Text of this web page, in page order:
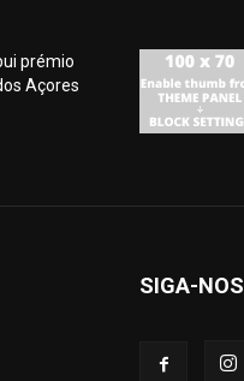
prémio
Açores
SIGA-NOS